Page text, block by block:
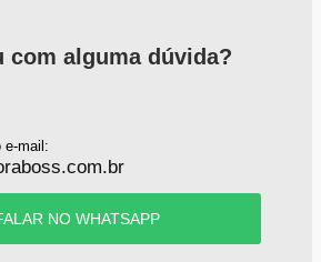
com alguma dúvida?
e-mail:
NO WHATSAPP